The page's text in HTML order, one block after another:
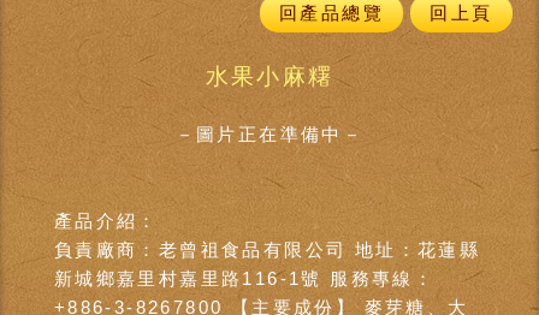
回產品總覽 回上頁
水果小麻糬
－圖片正在準備中－
產品介紹：
負責廠商：老曾祖食品有限公司 地址：花蓮縣
新城鄉嘉里村嘉里路116-1號 服務專線：
+886-3-8267800 【主要成份】 麥芽糖、大